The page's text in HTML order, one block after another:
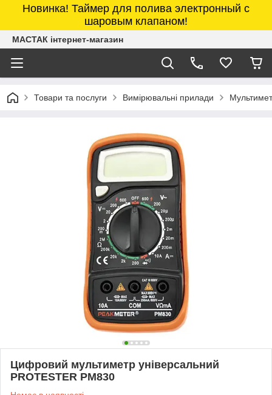
Новинка! Таймер для полива электронный с
шаровым клапаном!
МАСТАК інтернет-магазин
Товари та послуги Вимірювальні прилади
Цифровий мультиметр універсальний
PROTESTER PM830